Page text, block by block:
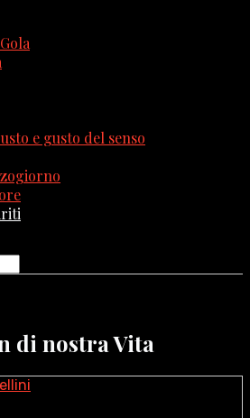
e gusto del senso
di nostra Vita